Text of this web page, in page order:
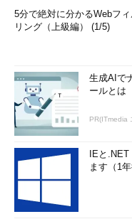
5分で絶対に分かるWebフィ
リング（上級編） (1/5)
生成AIで
ールとは
PR(ITmedia
IEと
ます（1